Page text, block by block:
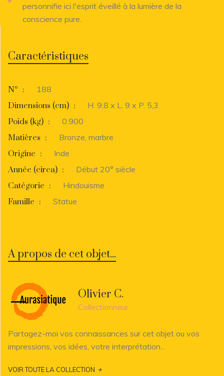
personnifie ici l'esprit éveillé à la lumière de la
conscience pure.
Caractéristiques
N° :
188
Dimensions (cm) :
H. 9,8 x L. 9 x P. 5,3
Poids (kg) :
0.900
Matières :
Bronze, marbre
Origine :
Inde
Année (circa) :
Début 20° siècle
Catégorie :
Hindouisme
Famille : Statue
A propos de cet objet...
Olivier C.
Collectionneur
Partagez-moi vos connaissances sur cet objet ou vos
impressions, vos idées, votre interprétation...
VOIR TOUTE LA COLLECTION +